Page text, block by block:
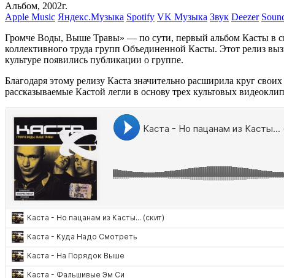
Альбом, 2002г.
Apple Music Яндекс.Музыка Spotify VK Музыка Звук Deezer
Громче Воды, Выше Травы» — по сути, первый альбом Касты в
коллективного труда групп Объединенной Касты. Этот релиз
культуре появились публикации о группе.
Благодаря этому релизу Каста значительно расширила круг
рассказываемые Кастой легли в основу трех культовых